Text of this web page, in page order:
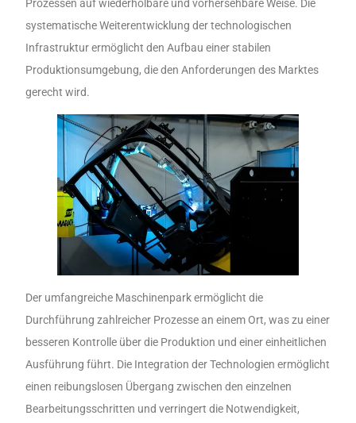
Prozessen auf wiederholbare und vorhersehbare Weise. Die
systematische Weiterentwicklung der technologischen
Infrastruktur ermöglicht den Aufbau einer stabilen
Produktionsumgebung, die den Anforderungen des Marktes
gerecht wird.
Der umfangreiche Maschinenpark ermöglicht die
Durchführung zahlreicher Prozesse an einem Ort, was zu einer
besseren Kontrolle über die Produktion und einer einheitlichen
Ausführung führt. Die Integration der Technologien ermöglicht
einen reibungslosen Übergang zwischen den einzelnen
Bearbeitungsschritten und verringert die Notwendigkeit,